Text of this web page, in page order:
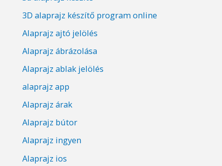
3D alaprajz készítő program online
Alaprajz ajtó jelölés
Alaprajz ábrázolása
Alaprajz ablak jelölés
alaprajz app
Alaprajz árak
Alaprajz bútor
Alaprajz ingyen
Alaprajz ios